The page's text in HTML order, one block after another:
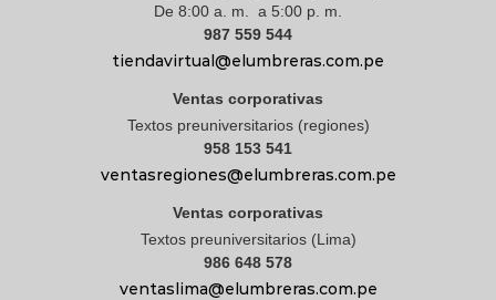
De 8:00 a. m. a 5:00 p. m.
987 559 544
tiendavirtual@elumbreras.com.pe
Ventas corporativas
Textos preuniversitarios (regiones)
958 153 541
ventasregiones@elumbreras.com.pe
Ventas corporativas
Textos preuniversitarios (Lima)
986 648 578
ventaslima@elumbreras.com.pe